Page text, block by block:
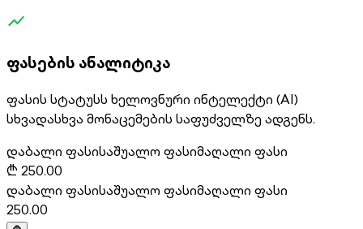
ფასების ანალიტიკა
ფასის სტატუსს ხელოვნური ინტელექტი (AI)
სხვადასხვა მონაცემების საფუძველზე ადგენს.
დაბალი ფასისაშუალო ფასიმაღალი ფასი
₾ 250.00
დაბალი ფასისაშუალო ფასიმაღალი ფასი
250.00